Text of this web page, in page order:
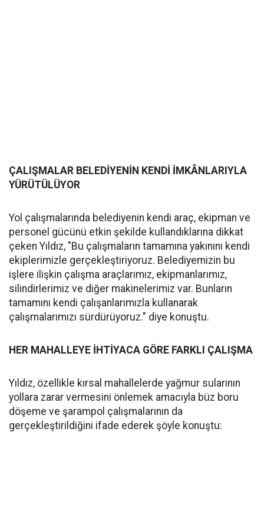
ÇALIŞMALAR BELEDİYENİN KENDİ İMKÂNLARIYLA
YÜRÜTÜLÜYOR
Yol çalışmalarında belediyenin kendi araç, ekipman ve
personel gücünü etkin şekilde kullandıklarına dikkat
çeken Yıldız, "Bu çalışmaların tamamına yakınını kendi
ekiplerimizle gerçekleştiriyoruz. Belediyemizin bu
işlere ilişkin çalışma araçlarımız, ekipmanlarımız,
silindirlerimiz ve diğer makinelerimiz var. Bunların
tamamını kendi çalışanlarımızla kullanarak
çalışmalarımızı sürdürüyoruz." diye konuştu.
HER MAHALLEYE İHTİYACA GÖRE FARKLI ÇALIŞMA
Yıldız, özellikle kırsal mahallelerde yağmur sularının
yollara zarar vermesini önlemek amacıyla büz boru
döşeme ve şarampol çalışmalarının da
gerçekleştirildiğini ifade ederek şöyle konuştu: